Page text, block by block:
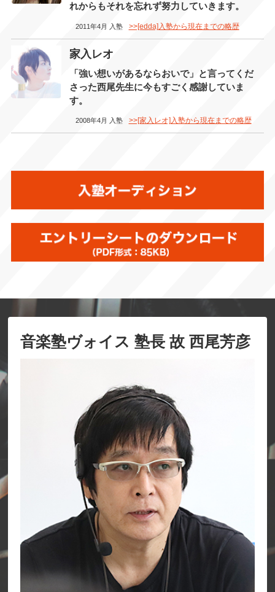
れからもそれを忘れず努力していきます。
2011年4月 入塾 >>[edda]入塾から現在までの略歴
家入レオ
「強い想いがあるならおいで」と言ってくだ
さった西尾先生に今もすごく感謝していま
す。
2008年4月 入塾 >>[家入レオ]入塾から現在までの略歴
音楽塾ヴォイス 塾長 故 西尾芳彦